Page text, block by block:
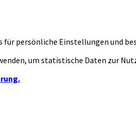
persönliche Einstellungen und
um statistische Daten zur